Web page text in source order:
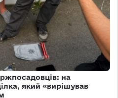
на
який «вирішував